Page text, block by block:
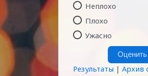
Неплохо
Плохо
Ужасно
Результаты | Архив